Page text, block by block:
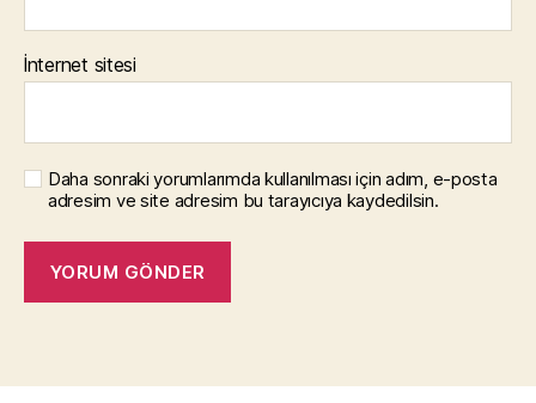
İnternet sitesi
Daha sonraki yorumlarımda kullanılması için adım, e-posta
adresim ve site adresim bu tarayıcıya kaydedilsin.